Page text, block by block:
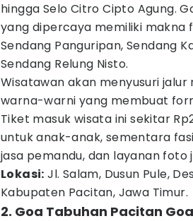
hingga Selo Citro Cipto Agung.
yang dipercaya memiliki makna
Sendang Panguripan, Sendang
Sendang Relung Nisto.
Wisatawan akan menyusuri
warna-warni yang membuat
Tiket masuk wisata ini sekitar
untuk anak-anak, sementara
jasa pemandu, dan layanan foto
Lokasi: Jl. Salam, Dusun Pule,
Kabupaten Pacitan, Jawa Timur.
2. Goa Tabuhan Pacitan